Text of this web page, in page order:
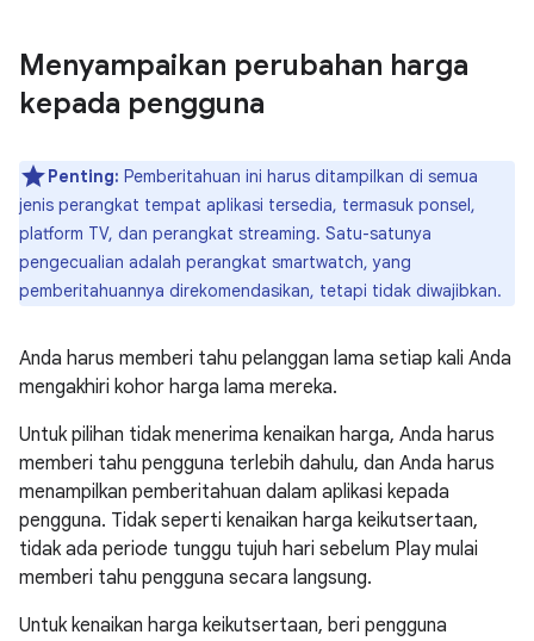
Menyampaikan perubahan harga
kepada pengguna
Penting: Pemberitahuan ini harus ditampilkan di semua
jenis perangkat tempat aplikasi tersedia, termasuk ponsel,
platform TV, dan perangkat streaming. Satu-satunya
pengecualian adalah perangkat smartwatch, yang
pemberitahuannya direkomendasikan, tetapi tidak diwajibkan.
Anda harus memberi tahu pelanggan lama setiap kali Anda
mengakhiri kohor harga lama mereka.
Untuk pilihan tidak menerima kenaikan harga, Anda harus
memberi tahu pengguna terlebih dahulu, dan Anda harus
menampilkan pemberitahuan dalam aplikasi kepada
pengguna. Tidak seperti kenaikan harga keikutsertaan,
tidak ada periode tunggu tujuh hari sebelum Play mulai
memberi tahu pengguna secara langsung.
Untuk kenaikan harga keikutsertaan, beri pengguna